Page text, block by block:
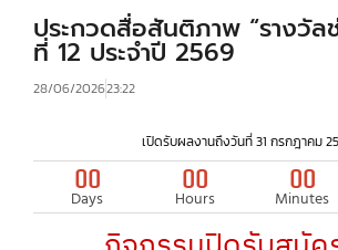
ประกวดสื่อสันติภาพ “รางวัล
ที่ 12 ประจำปี 2569
28/06/202623:22
เปิดรับผลงานถึงวันที่ 31 กรกฎาคม
00
Days
00
Hours
00
Minutes